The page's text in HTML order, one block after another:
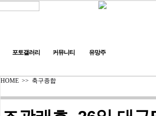
포토갤러리 커뮤니티 유망주
HOME >> 축구종합